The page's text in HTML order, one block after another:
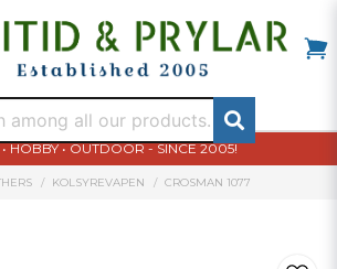
HOBBY • OUTDOOR - SINCE 2005!
KOLSYREVAPEN CROSMAN 1077